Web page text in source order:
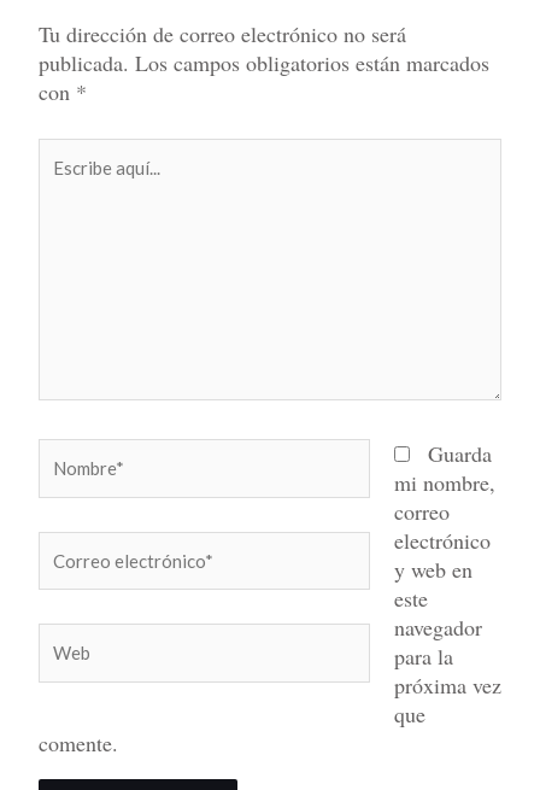
Tu dirección de correo electrónico no será
publicada. Los campos obligatorios están marcados
con *
aquí...
electrónico*
Guarda
mi nombre,
correo
electrónico
y web en
este
navegador
para la
próxima vez
que
comente.